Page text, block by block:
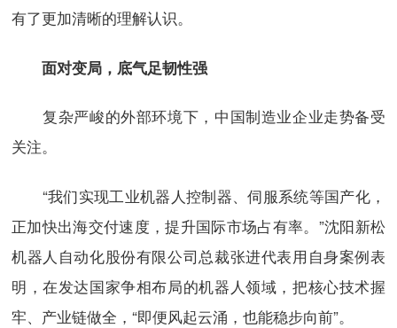
有了更加清晰的理解认识。
面对变局，底气足韧性强
复杂严峻的外部环境下，中国制造业企业走势备受
关注。
“我们实现工业机器人控制器、伺服系统等国产化，
正加快出海交付速度，提升国际市场占有率。”沈阳新松
机器人自动化股份有限公司总裁张进代表用自身案例表
明，在发达国家争相布局的机器人领域，把核心技术握
牢、产业链做全，“即便风起云涌，也能稳步向前”。